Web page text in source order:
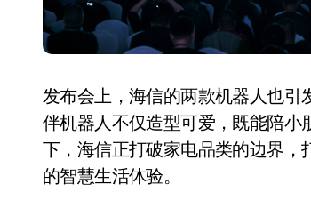
发布会上，海信的两款机器人也引
伴机器人不仅造型可爱，既能陪小
下，海信正打破家电品类的边界，
的智慧生活体验。
从电视一哥到声学
TCL用一套‘完整
开了回音壁的顶
7 月 27, 2026